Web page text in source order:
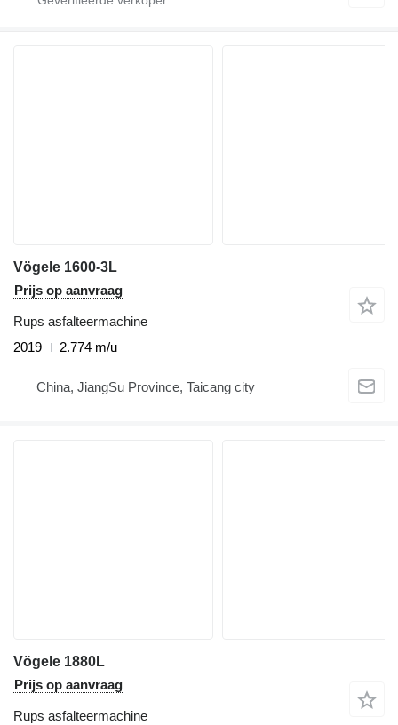
Vögele 1600-3L
Prijs op aanvraag
Rups asfalteermachine
2019
2.774 m/u
China, JiangSu Province, Taicang city
Vögele 1880L
Prijs op aanvraag
Rups asfalteermachine